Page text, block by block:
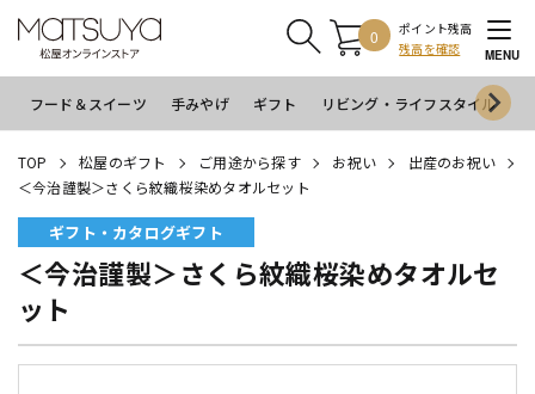
0
ポイント残高
残高を確認
MENU
フード＆スイーツ 手みやげ ギフト リビング・ライフスタイル
TOP 松屋のギフト ご用途から探す お祝い
出産のお祝い
＜今治謹製＞さくら紋織桜染めタオルセット
ギフト・カタログギフト
＜今治謹製＞さくら紋織桜染めタオルセ
ット